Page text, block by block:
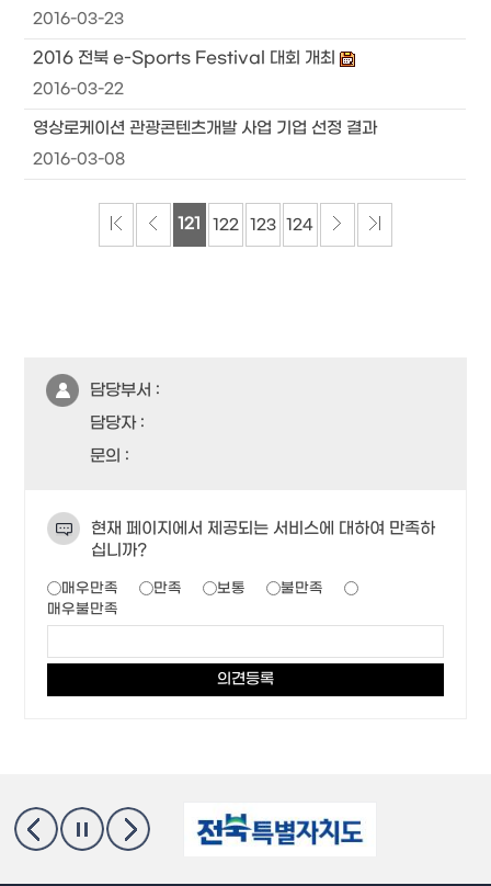
2016-03-23
2016 전북 e-Sports Festival 대회 개최
2016-03-22
영상로케이션 관광콘텐츠개발 사업 기업 선정 결과
2016-03-08
121 122 123 124
담당부서 :
담당자 :
문의 :
현재 페이지에서 제공되는 서비스에 대하여 만족하
십니까?
매우만족 만족 보통
불만족
매우불만족